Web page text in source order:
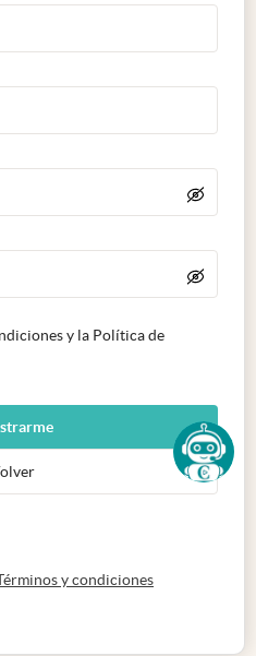
y la Política de
nueva pestañay condicionesabre en nueva